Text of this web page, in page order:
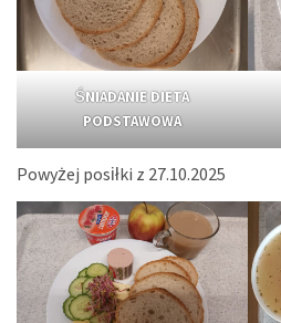
ŚNIADANIE DIETA
PODSTAWOWA
Powyżej posiłki z 27.10.2025